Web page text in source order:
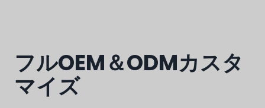
フルOEM＆ODMカスタ
マイズ